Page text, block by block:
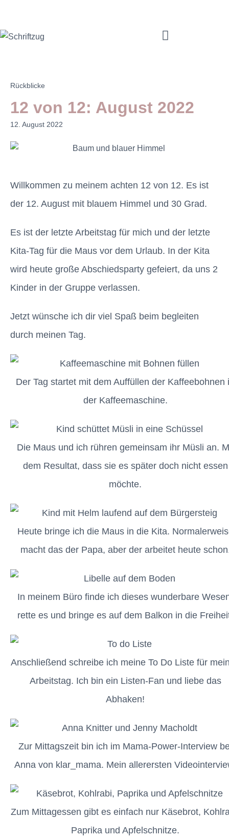
Rückblicke
12 von 12: August 2022
12. August 2022
Willkommen zu meinem achten 12 von 12. Es ist
der 12. August mit blauem Himmel und 30 Grad.
Es ist der letzte Arbeitstag für mich und der letzte
Kita-Tag für die Maus vor dem Urlaub. In der Kita
wird heute große Abschiedsparty gefeiert, da uns 2
Kinder in der Gruppe verlassen.
Jetzt wünsche ich dir viel Spaß beim begleiten
durch meinen Tag.
Der Tag startet mit dem Auffüllen der Kaffeebohnen
der Kaffeemaschine.
Die Maus und ich rühren gemeinsam ihr Müsli an.
dem Resultat, dass sie es später doch nicht essen
möchte.
Heute bringe ich die Maus in die Kita.
macht das der Papa, aber der arbeitet heute
In meinem Büro finde ich dieses wunderbare
rette es und bringe es auf dem Balkon in die
Anschließend schreibe ich meine To Do Liste für
Arbeitstag. Ich bin ein Listen-Fan und liebe das
Abhaken!
Zur Mittagszeit bin ich im Mama-Power-Interview
Anna von klar_mama. Mein allerersten
Zum Mittagessen gibt es einfach nur Käsebrot,
Paprika und Apfelschnitze.